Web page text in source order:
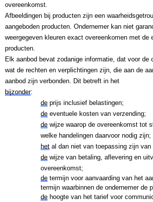
overeenkomst.
Afbeeldingen bij producten zijn een
aangeboden producten. Ondernemer kan niet
weergegeven kleuren exact overeenkomen met de
producten.
Elk aanbod bevat zodanige informatie, dat voor de
wat de rechten en verplichtingen zijn, die aan de
aanbod zijn verbonden. Dit betreft in het
bijzonder:
de prijs inclusief belastingen;
de eventuele kosten van verzending;
de wijze waarop de overeenkomst tot
welke handelingen daarvoor nodig zijn;
het al dan niet van toepassing zijn van
de wijze van betaling, aflevering en
overeenkomst;
de termijn voor aanvaarding van het
termijn waarbinnen de ondernemer de
de hoogte van het tarief voor